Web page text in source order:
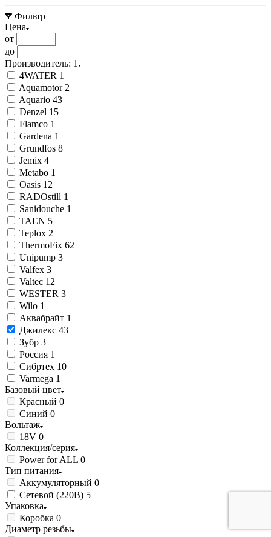
Фильтр
Цена
от
до
Производитель: 1
4WATER 1
Aquamotor 2
Aquario 43
Denzel 15
Flamco 1
Gardena 1
Grundfos 8
Jemix 4
Metabo 1
Oasis 12
RADOstill 1
Sanidouche 1
TAEN 5
Teplox 2
ThermoFix 62
Unipump 3
Valfex 3
Valtec 12
WESTER 3
Wilo 1
Аквабрайт 1
Джилекс 43
Зубр 3
Россия 1
Сибртех 10
Varmega 1
Базовый цвет
Красный 0
Синий 0
Вольтаж
18V 0
Коллекция/серия
Power for ALL 0
Тип питания
Аккумуляторный 0
Сетевой (220В) 5
Упаковка
Коробка 0
Диаметр резьбы